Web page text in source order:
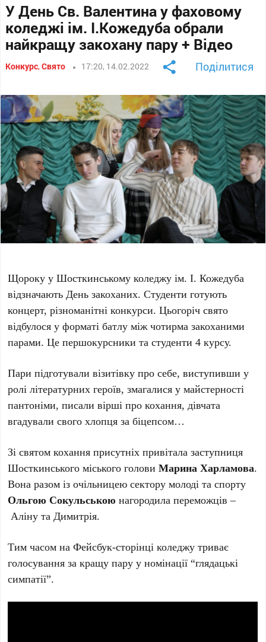
У День Св. Валентина у фаховому
коледжі ім. І.Кожедуба обрали
найкращу закохану пару + Відео
Конкурс,Свято 17:20, 14.02.2022 Поділитися
Щороку у Шосткинському коледжу ім. І. Кожедуба
відзначають День закоханих. Студенти готують
концерт, різноманітні конкурси. Цьогоріч свято
відбулося у форматі батлу між чотирма закоханими
парами. Це першокурсники та студенти 4 курсу.
Пари підготували візитівку про себе, виступивши у
ролі літературних героїв, змагалися у майстерності
пантоніми, писали вірші про кохання, дівчата
вгадували свого хлопця за біцепсом…
Зі святом кохання присутніх привітала заступниця
Шосткинського міського головиМарина Харламова.
Вона разом із очільницею сектору молоді та спорту
Ольгою Сокульською нагородила переможців –
Аліну та Димитрія.
Тим часом на Фейсбук-сторінці коледжу триває
голосування за кращу пару у номінації “глядацькі
симпатії”.